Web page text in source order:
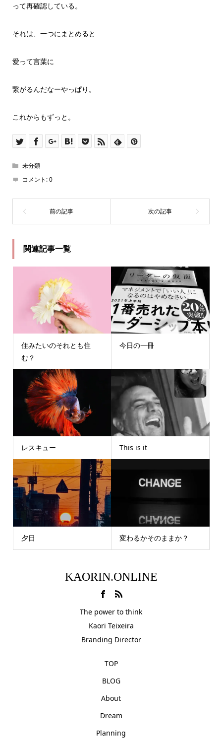
って再確認している。
それは、一つにまとめると
愛って言葉に
繋がるんだなーやっぱり。
これからもずっと。
未分類
コメント:0
関連記事一覧
住みたいのそれとも住
む？
今日の一冊
レスキュー This is it
夕日 変わるかそのままか？
KAORIN.ONLINE
The power to think
Kaori Teixeira
Branding Director
TOP
BLOG
About
Dream
Planning